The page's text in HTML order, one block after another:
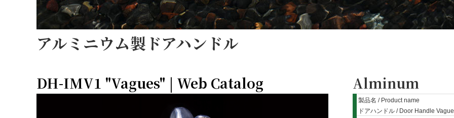
アルミニウム製ドアハンドル
DH-IMV1 "Vagues" | Web Catalog Alminum
製品名 / Product name
ドアハンドル / Door Handle